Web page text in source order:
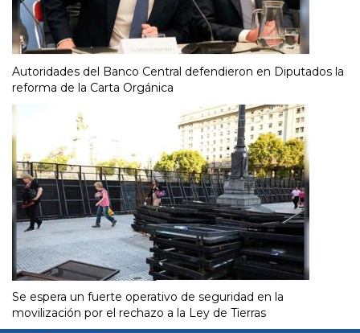
Autoridades del Banco Central defendieron en Diputados la
reforma de la Carta Orgánica
Se espera un fuerte operativo de seguridad en la
movilización por el rechazo a la Ley de Tierras